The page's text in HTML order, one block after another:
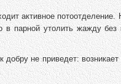
активное потоотделение.
парной утолить жажду без
добру не приведет: